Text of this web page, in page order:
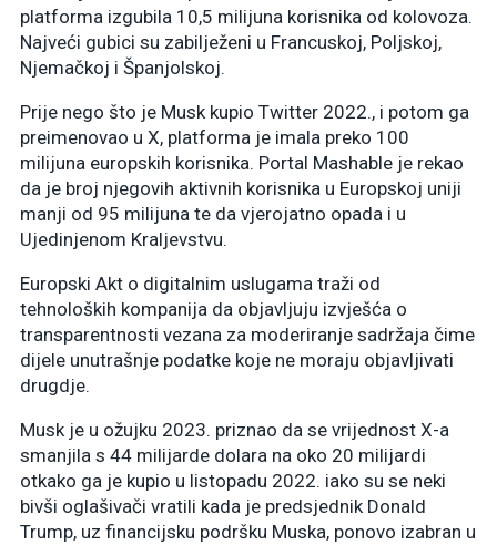
platforma izgubila 10,5 milijuna korisnika od kolovoza.
Najveći gubici su zabilježeni u Francuskoj, Poljskoj,
Njemačkoj i Španjolskoj.
Prije nego što je Musk kupio Twitter 2022., i potom ga
preimenovao u X, platforma je imala preko 100
milijuna europskih korisnika. Portal Mashable je rekao
da je broj njegovih aktivnih korisnika u Europskoj uniji
manji od 95 milijuna te da vjerojatno opada i u
Ujedinjenom Kraljevstvu.
Europski Akt o digitalnim uslugama traži od
tehnoloških kompanija da objavljuju izvješća o
transparentnosti vezana za moderiranje sadržaja čime
dijele unutrašnje podatke koje ne moraju objavljivati
drugdje.
Musk je u ožujku 2023. priznao da se vrijednost X-a
smanjila s 44 milijarde dolara na oko 20 milijardi
otkako ga je kupio u listopadu 2022. iako su se neki
bivši oglašivači vratili kada je predsjednik Donald
Trump, uz financijsku podršku Muska, ponovo izabran u